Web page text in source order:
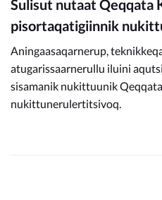
Sulisut nutaat Qeqqata
pisortaqatigiinnik
Aningaasaqarnerup,
atugarissaarnerullu iluini
sisamanik nukittuunik
nukittunerulertitsivoq.